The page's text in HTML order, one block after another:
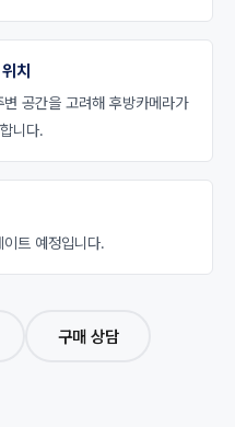
치
공간을 고려해 후방카메라가
니다.
트 예정입니다.
구매 상담